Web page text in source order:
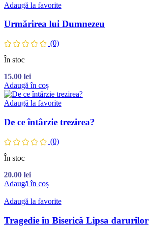
Adaugă la favorite
Urmărirea lui Dumnezeu
(0)
În stoc
15.00 lei
Adaugă în coș
Adaugă la favorite
De ce întârzie trezirea?
(0)
În stoc
20.00 lei
Adaugă în coș
Adaugă la favorite
Tragedie în Biserică Lipsa darurilor